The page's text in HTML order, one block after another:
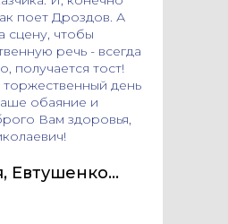
поет Дроздов. А
сцену, чтобы
речь - всегда
получается тост!
день
обаяние и
Вам здоровья,
Евтушенко…